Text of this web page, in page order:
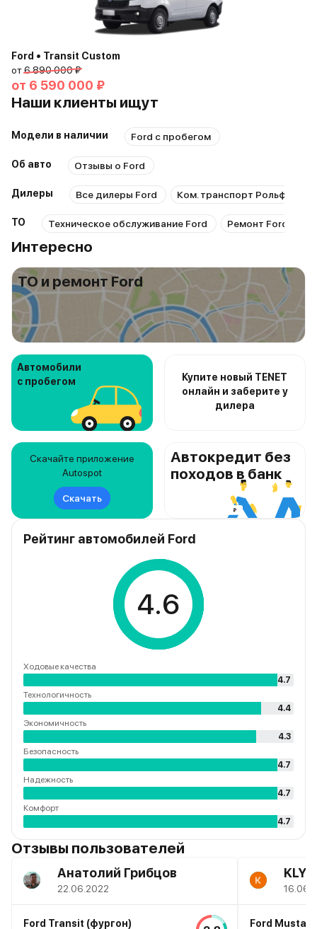
Ford • Transit Custom
от6 890 000 ₽
от 6 590 000 ₽
Наши клиенты ищут
Модели в наличии Ford с пробегом
Об авто Отзывы о Ford
Дилеры Все дилеры Ford Ком. транспорт Рольф Химки
ТО Техническое обслуживание Ford Ремонт Ford
Интересно
ТО и ремонт Ford
Автомобили
с пробегом
Купите новый TENET
онлайн и заберите у
дилера
Скачайте приложение
Autospot
Скачать
Автокредит без
походов в банк
Рейтинг автомобилей Ford
4.6
Ходовые качества
4.7
Технологичность
4.4
Экономичность
4.3
Безопасность
4.7
Надежность
4.7
Комфорт
4.7
Отзывы пользователей
Анатолий Грибцов
22.06.2022
Ford Transit (фургон) Ford